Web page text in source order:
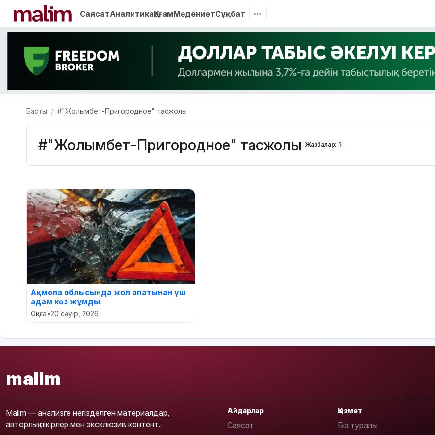
СаясатАналитикаҚоғамМәдениетСұқбат
Басты #"Жолымбет-Пригородное" тасжолы
#"Жолымбет-Пригородное" тасжолы Жазбалар: 1
Ақмола облысында жол апатынан үш
адам көз жұмды
Оқиға•20 сәуір, 2026
malim
Malim — анализге негізделген материалдар,
авторлық пікірлер мен эксклюзив контент.
Айдарлар
Саясат
Қызмет
Біз туралы